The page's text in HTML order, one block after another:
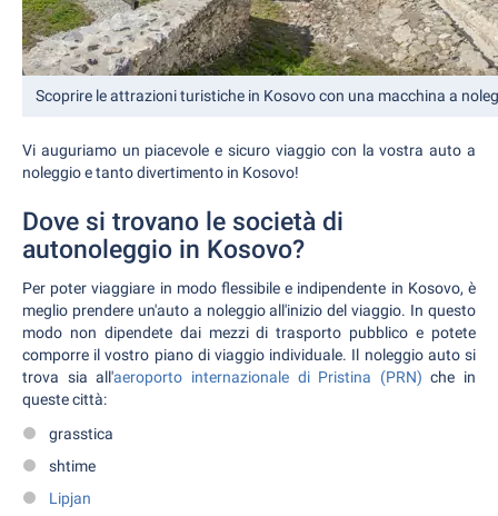
Scoprire le attrazioni turistiche in Kosovo con una macchina a
Vi auguriamo un piacevole e sicuro viaggio con la vostra auto a
noleggio e tanto divertimento in Kosovo!
Dove si trovano le società di
autonoleggio in Kosovo?
Per poter viaggiare in modo flessibile e indipendente in Kosovo, è
meglio prendere un'auto a noleggio all'inizio del viaggio. In questo
modo non dipendete dai mezzi di trasporto pubblico e potete
comporre il vostro piano di viaggio individuale. Il noleggio auto si
trova sia all'aeroporto internazionale di Pristina (PRN) che in
queste città:
grasstica
shtime
Lipjan